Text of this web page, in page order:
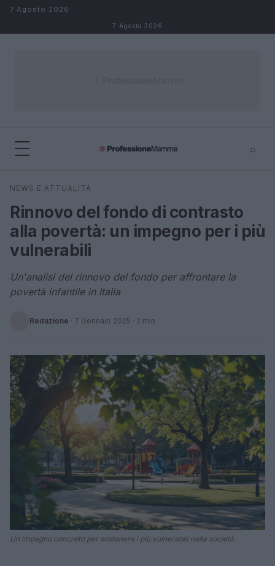
Salta al contenuto
7 Agosto 2026
7 Agosto 2026
⌕
Cerca
NEWS E ATTUALITÀ
Rinnovo del fondo di contrasto
alla povertà: un impegno per i più
vulnerabili
Un'analisi del rinnovo del fondo per affrontare la
povertà infantile in Italia
Redazione · 7 Gennaio 2025 · 2 min
Un impegno concreto per sostenere i più vulnerabili nella società.